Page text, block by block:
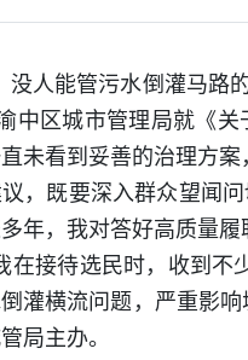
没人能管污水倒灌马路
中区城市管理局就《
未看到妥善的治理方
，既要深入群众望闻
年，我对答好高质量
在接待选民时，收到
灌横流问题，严重影
局主办。